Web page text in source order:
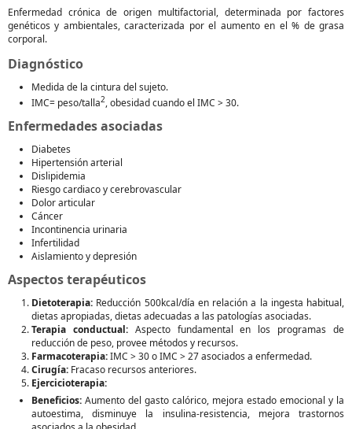
Enfermedad crónica de origen multifactorial, determinada por factores
genéticos y ambientales, caracterizada por el aumento en el % de grasa
corporal.
Diagnóstico
Medida de la cintura del sujeto.
IMC= peso/talla2, obesidad cuando el IMC > 30.
Enfermedades asociadas
Diabetes
Hipertensión arterial
Dislipidemia
Riesgo cardiaco y cerebrovascular
Dolor articular
Cáncer
Incontinencia urinaria
Infertilidad
Aislamiento y depresión
Aspectos terapéuticos
Dietoterapia: Reducción 500kcal/día en relación a la ingesta habitual,
dietas apropiadas, dietas adecuadas a las patologías asociadas.
Terapia conductual:Aspecto fundamental en los programas de
reducción de peso, provee métodos y recursos.
Farmacoterapia:IMC > 30 o IMC > 27 asociados a enfermedad.
Cirugía: Fracaso recursos anteriores.
Ejercicioterapia:
Beneficios: Aumento del gasto calórico, mejora estado emocional y la
autoestima, disminuye la insulina-resistencia, mejora trastornos